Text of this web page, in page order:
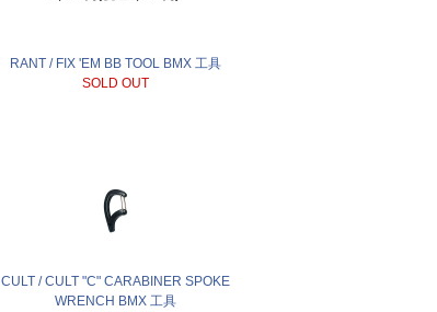
RANT / FIX 'EM BB TOOL BMX 工具
SOLD OUT
CULT / CULT "C" CARABINER SPOKE
WRENCH BMX 工具